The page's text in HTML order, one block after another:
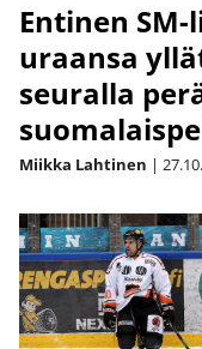
Entinen
uraansa
seuralla
Miikka Lahtinen |